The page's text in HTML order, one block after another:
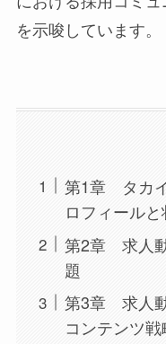
を示唆しています。
第1章 タカ
ロフィール
第2章 求人
題
第3章 求人
コンテンツ戦